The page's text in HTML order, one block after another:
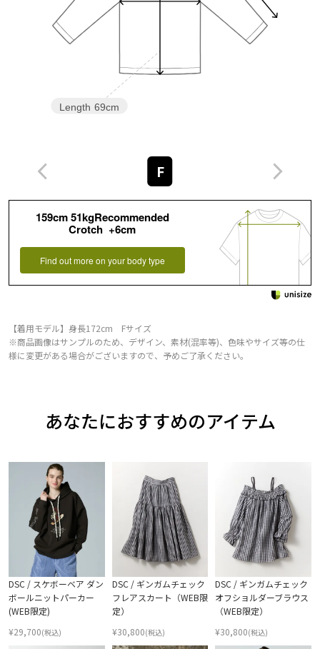
Length 69cm
F
159cm 51kgRecommended
Crotch +6cm
Find out more on your body type
【着用モデル】身長172cm Fサイズ
※商品画像はサンプルのため、デザイン、素材(混率等)、色味やサイズ等の仕
様に変更がある場合がございますので、予めご了承ください。
あなたにおすすめのアイテム
DSC / スケボーベア ダン
ボールニットパーカー
(WEB限定)
¥29,700(税込)
DSC / ギンガムチェック
フレアスカート（WEB限
定）
¥30,800(税込)
DSC / ギンガムチェック
オフショルダーブラウス
（WEB限定）
¥30,800(税込)